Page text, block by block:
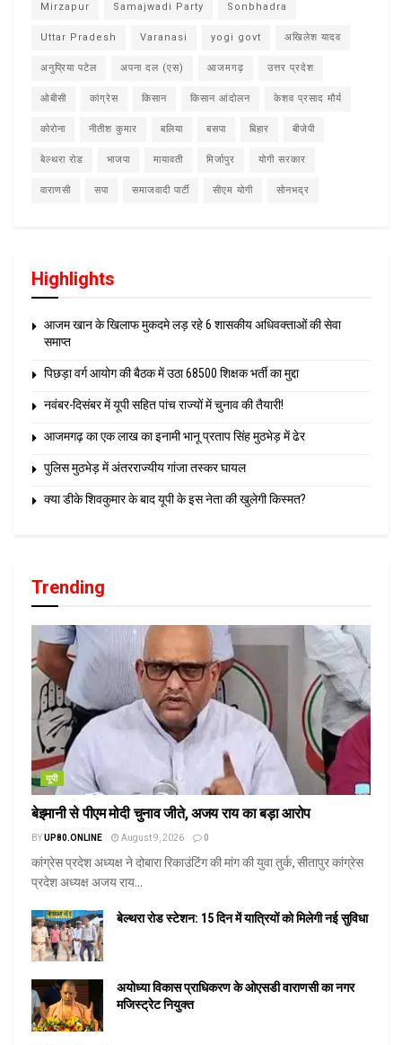
Mirzapur Samajwadi Party Sonbhadra
Uttar Pradesh Varanasi yogi govt अखिलेश यादव
अनुप्रिया पटेल अपना दल (एस) आजमगढ़ उत्तर प्रदेश
ओबीसी कांग्रेस किसान किसान आंदोलन केशव प्रसाद मौर्य
कोरोना नीतीश कुमार बलिया बसपा बिहार बीजेपी
बेल्थरा रोड भाजपा मायावती मिर्जापुर योगी सरकार
वाराणसी सपा समाजवादी पार्टी सीएम योगी सोनभद्र
Highlights
आजम खान के खिलाफ मुकदमे लड़ रहे 6 शासकीय अधिवक्ताओं की सेवा
समाप्त
पिछड़ा वर्ग आयोग की बैठक में उठा 68500 शिक्षक भर्ती का मुद्दा
नवंबर-दिसंबर में यूपी सहित पांच राज्यों में चुनाव की तैयारी!
आजमगढ़ का एक लाख का इनामी भानू प्रताप सिंह मुठभेड़ में ढेर
पुलिस मुठभेड़ में अंतरराज्यीय गांजा तस्कर घायल
क्या डीके शिवकुमार के बाद यूपी के इस नेता की खुलेगी किस्मत?
Trending
यूपी
बेइमानी से पीएम मोदी चुनाव जीते, अजय राय का बड़ा आरोप
BYUP80.ONLINE August 9, 2026 0
कांग्रेस प्रदेश अध्यक्ष ने दोबारा रिकाउंटिंग की मांग की युवा तुर्क, सीतापुर कांग्रेस
प्रदेश अध्यक्ष अजय राय...
बेल्थरा रोड स्टेशन: 15 दिन में यात्रियों को मिलेगी नई सुविधा
अयोध्या विकास प्राधिकरण के ओएसडी वाराणसी का नगर
मजिस्ट्रेट नियुक्त